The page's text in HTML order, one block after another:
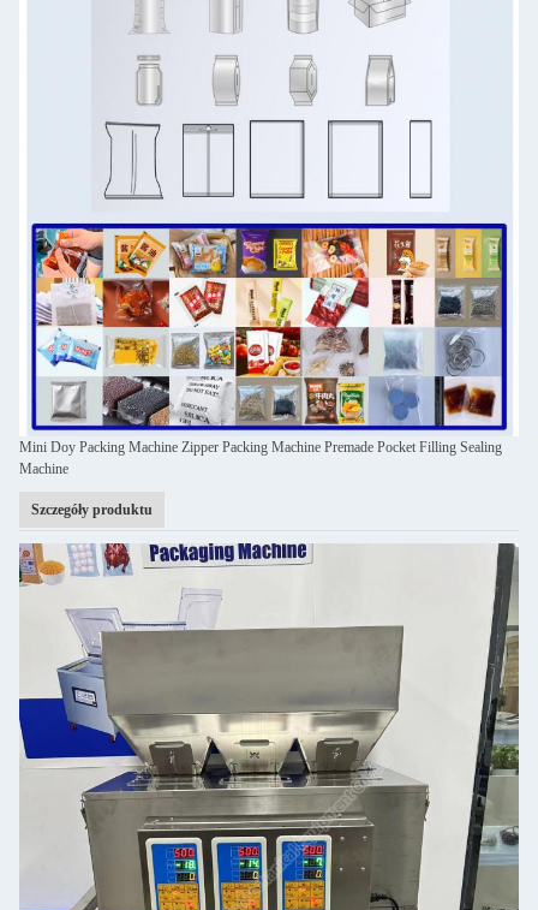
Mini Doy Packing Machine Zipper Packing Machine Premade Pocket Filling Sealing
Machine
Szczegóły produktu